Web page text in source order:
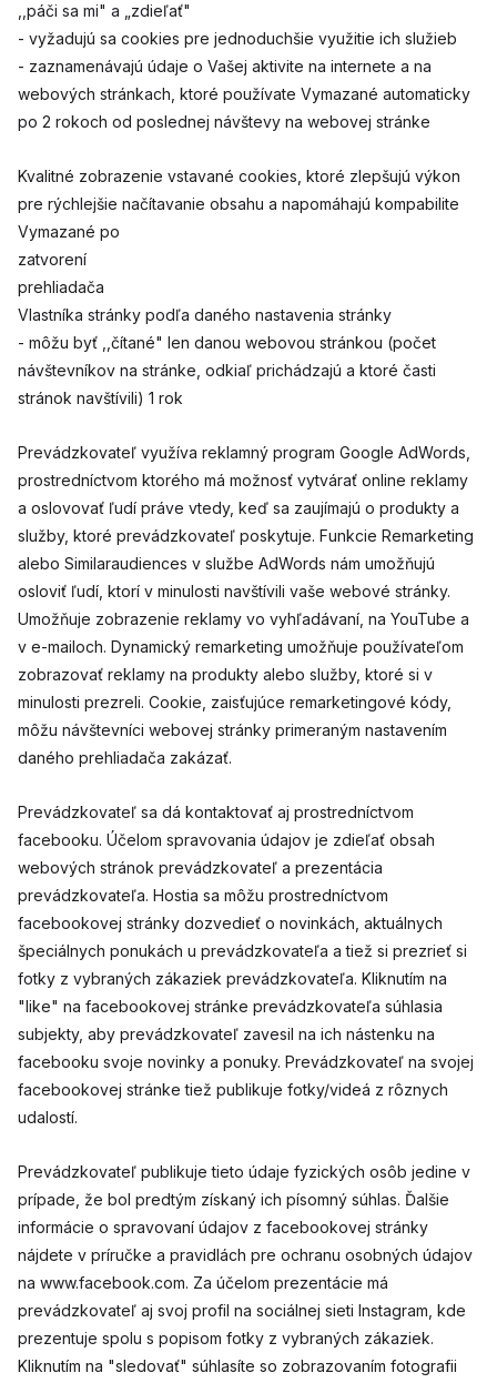
,,páči sa mi" a „zdieľať"
- vyžadujú sa cookies pre jednoduchšie využitie ich služieb
- zaznamenávajú údaje o Vašej aktivite na internete a na
webových stránkach, ktoré používate Vymazané automaticky
po 2 rokoch od poslednej návštevy na webovej stránke
Kvalitné zobrazenie vstavané cookies, ktoré zlepšujú výkon
pre rýchlejšie načítavanie obsahu a napomáhajú kompabilite
Vymazané po
zatvorení
prehliadača
Vlastníka stránky podľa daného nastavenia stránky
- môžu byť ,,čítané" len danou webovou stránkou (počet
návštevníkov na stránke, odkiaľ prichádzajú a ktoré časti
stránok navštívili) 1 rok
Prevádzkovateľ využíva reklamný program Google AdWords,
prostredníctvom ktorého má možnosť vytvárať online reklamy
a oslovovať ľudí práve vtedy, keď sa zaujímajú o produkty a
služby, ktoré prevádzkovateľ poskytuje. Funkcie Remarketing
alebo Similaraudiences v službe AdWords nám umožňujú
osloviť ľudí, ktorí v minulosti navštívili vaše webové stránky.
Umožňuje zobrazenie reklamy vo vyhľadávaní, na YouTube a
v e-mailoch. Dynamický remarketing umožňuje používateľom
zobrazovať reklamy na produkty alebo služby, ktoré si v
minulosti prezreli. Cookie, zaisťujúce remarketingové kódy,
môžu návštevníci webovej stránky primeraným nastavením
daného prehliadača zakázať.
Prevádzkovateľ sa dá kontaktovať aj prostredníctvom
facebooku. Účelom spravovania údajov je zdieľať obsah
webových stránok prevádzkovateľ a prezentácia
prevádzkovateľa. Hostia sa môžu prostredníctvom
facebookovej stránky dozvedieť o novinkách, aktuálnych
špeciálnych ponukách u prevádzkovateľa a tiež si prezrieť si
fotky z vybraných zákaziek prevádzkovateľa. Kliknutím na
"like" na facebookovej stránke prevádzkovateľa súhlasia
subjekty, aby prevádzkovateľ zavesil na ich nástenku na
facebooku svoje novinky a ponuky. Prevádzkovateľ na svojej
facebookovej stránke tiež publikuje fotky/videá z rôznych
udalostí.
Prevádzkovateľ publikuje tieto údaje fyzických osôb jedine v
prípade, že bol predtým získaný ich písomný súhlas. Ďalšie
informácie o spravovaní údajov z facebookovej stránky
nájdete v príručke a pravidlách pre ochranu osobných údajov
na www.facebook.com. Za účelom prezentácie má
prevádzkovateľ aj svoj profil na sociálnej sieti Instagram, kde
prezentuje spolu s popisom fotky z vybraných zákaziek.
Kliknutím na "sledovať" súhlasíte so zobrazovaním fotografii